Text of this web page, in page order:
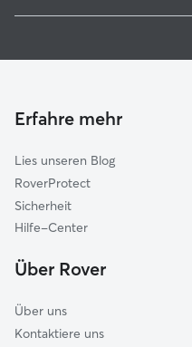
Delmenhorst
Oyten
Cuxhaven
Grasberg
Osterholz-Scharmbeck
Worpswede
Hundekindergarten in
Erfahre mehr
Lies unseren Blog
RoverProtect
Sicherheit
Hilfe-Center
Über Rover
Über uns
Kontaktiere uns